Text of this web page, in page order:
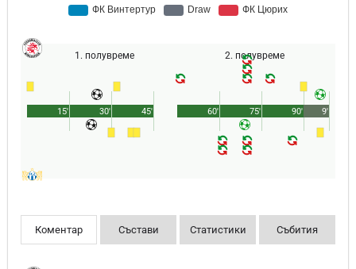
1. полувреме
45'
15' 30'
2. полувреме
90'
60' 75' 9'
Коментар Състави Статистики Събития